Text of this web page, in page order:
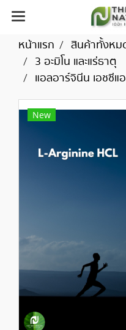
หน้าแรก สินค้าทั้งหม
3 อะมิโน และแร่ธาตุ
แอลอาร์จินีน เอชซีแ
New